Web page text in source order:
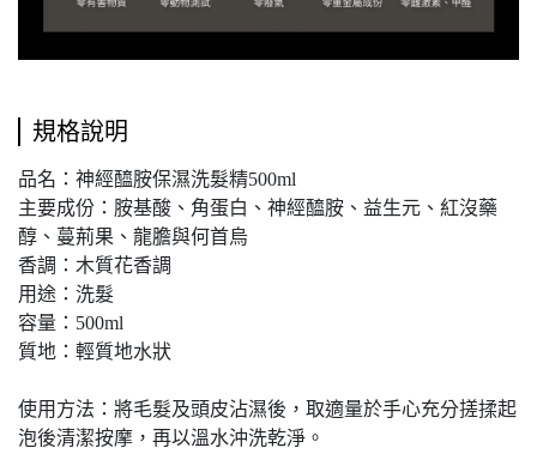
規格說明
品名：神經醯胺保濕洗髮精500ml
主要成份：胺基酸、角蛋白、神經醯胺、益生元、紅沒藥
醇、蔓荊果、龍膽與何首烏
香調：木質花香調
用途：洗髮
容量：500ml
質地：輕質地水狀
使用方法：將毛髮及頭皮沾濕後，取適量於手心充分搓揉起
泡後清潔按摩，再以溫水沖洗乾淨。